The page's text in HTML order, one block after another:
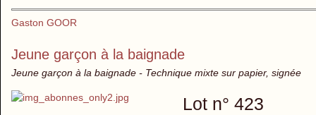
Gaston GOOR
Jeune garçon à la baignade
Jeune garçon à la baignade - Technique mixte sur papier, signée
Lot n° 423